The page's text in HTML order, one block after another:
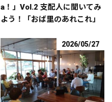
a！」Vol.2 支配人に聞いてみ
よう！「おば里のあれこれ」
2026/05/27